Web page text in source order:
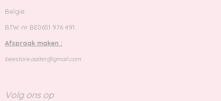
België
BTW nr BE0651 976 491
Afspraak maken :
beestore.aalter@gmail.com
Volg ons op